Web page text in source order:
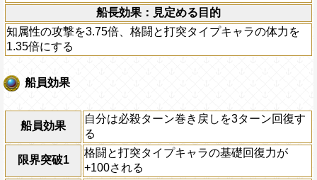
船長効果：見定める目的
知属性の攻撃を3.75倍、格闘と打突タイプキャラの体力を
1.35倍にする
船員効果
船員効果
自分は必殺ターン巻き戻しを3ターン回復す
る
限界突破1
格闘と打突タイプキャラの基礎回復力が
+100される